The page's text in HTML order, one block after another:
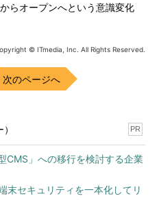
らオープンへという意識変化
© ITmedia, Inc. All Rights Reserved.
次のページへ
PR
CMS」への移行を検討する企業
末セキュリティを一本化してリ